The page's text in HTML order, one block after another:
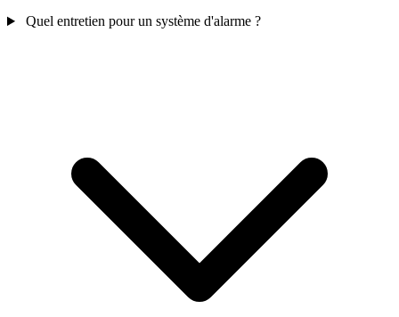
Quel entretien pour un système d'alarme ?